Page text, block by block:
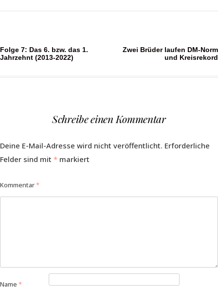
Beitragsnavigation
Folge 7: Das 6. bzw. das 1.
Jahrzehnt (2013-2022)
Zwei Brüder laufen DM-Norm
und Kreisrekord
Schreibe einen Kommentar
Deine E-Mail-Adresse wird nicht veröffentlicht. Erforderliche
Felder sind mit * markiert
Kommentar*
Name *